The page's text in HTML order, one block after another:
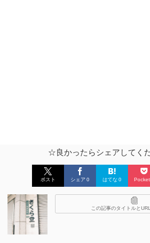
☆良かったらシェアしてく
ポスト シェア 0 はてな 0 Pocket
この記事のタイトルと